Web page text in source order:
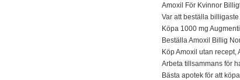
Amoxil För Kvinnor
Var att beställa
Köpa 1000 mg
Beställa Amoxil Billig
Köp Amoxil utan
Arbeta tillsammans för
Bästa apotek för att